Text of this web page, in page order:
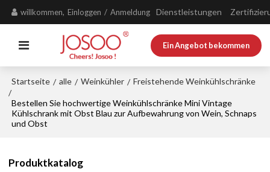
willkommen, Einloggen / Anmeldung Dienstleistungen
Ein Angebot bekommen
Startseite / alle / Weinkühler / Freistehende Weinkühlschränke
/
Bestellen Sie hochwertige Weinkühlschränke Mini Vintage
Kühlschrank mit Obst Blau zur Aufbewahrung von Wein, Schnaps
und Obst
Produktkatalog